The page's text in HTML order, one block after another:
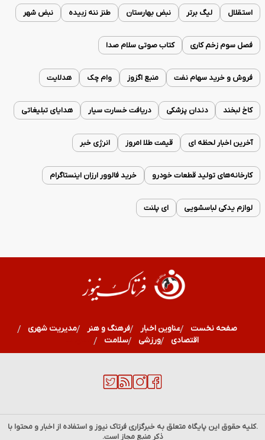
استقلال لیگ برتر نبض بهارستان طنز ننه زبیده نبض شهر
فصل سوم زخم کاری کتاب صوتی سلام صدا
فروش و خرید سهام نفت منبع اگزوز وام چک هدلایت
کاخ لبخند دندان پزشکی دریافت خسارت سیار هدایای تبلیغاتی
آخرین اخبار لحظه ای قیمت طلا امروز انرژی خبر
کارخانه‌های تولید قطعات خودرو خرید فالوور ارزان اینستاگرام
لوازم یدکی لباسشویی ای پلنت
صفحه نخست عناوین اخبار فرهنگ و هنر
مدیریت شهری
اقتصادی
ورزشی سلامت استان ها
.کلیه حقوق این پایگاه متعلق به خبرگزاریفرتاک نیوز و استفاده از اخبار و محتوا با
ذکر منبع مجاز است.